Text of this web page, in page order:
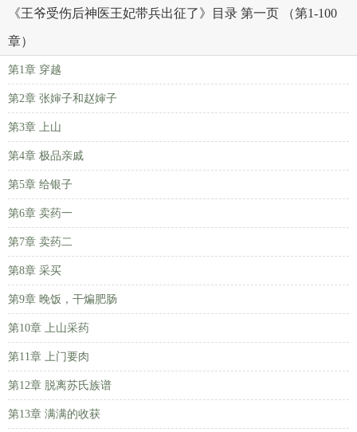
《王爷受伤后神医王妃带兵出征了》目录 第一页 （第1-100
章）
第1章 穿越
第2章 张婶子和赵婶子
第3章 上山
第4章 极品亲戚
第5章 给银子
第6章 卖药一
第7章 卖药二
第8章 采买
第9章 晚饭，干煸肥肠
第10章 上山采药
第11章 上门要肉
第12章 脱离苏氏族谱
第13章 满满的收获